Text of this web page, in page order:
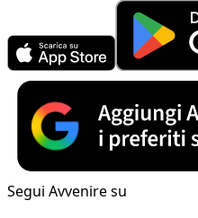
Segui Avvenire su